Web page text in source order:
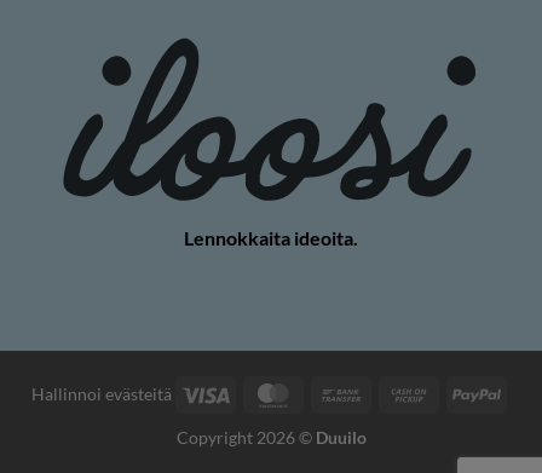
Lennokkaita ideoita.
Hallinnoi evästeitä Visa MasterCardPankkisiirtoKäteisellä
Copyright 2026 © Duuilo